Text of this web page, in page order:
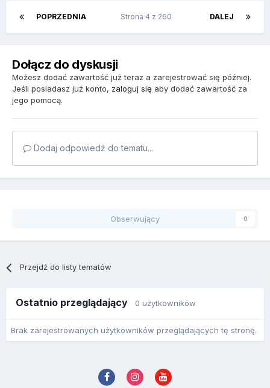
POPRZEDNIA DALEJ
Strona 4 z 260
Dołącz do dyskusji
Możesz dodać zawartość już teraz a zarejestrować się później.
Jeśli posiadasz już konto, zaloguj się aby dodać zawartość za
jego pomocą.
Dodaj odpowiedź do tematu...
Obserwujący 0
Przejdź do listy tematów
Ostatnio przeglądający 0 użytkowników
Brak zarejestrowanych użytkowników przeglądających tę stronę.